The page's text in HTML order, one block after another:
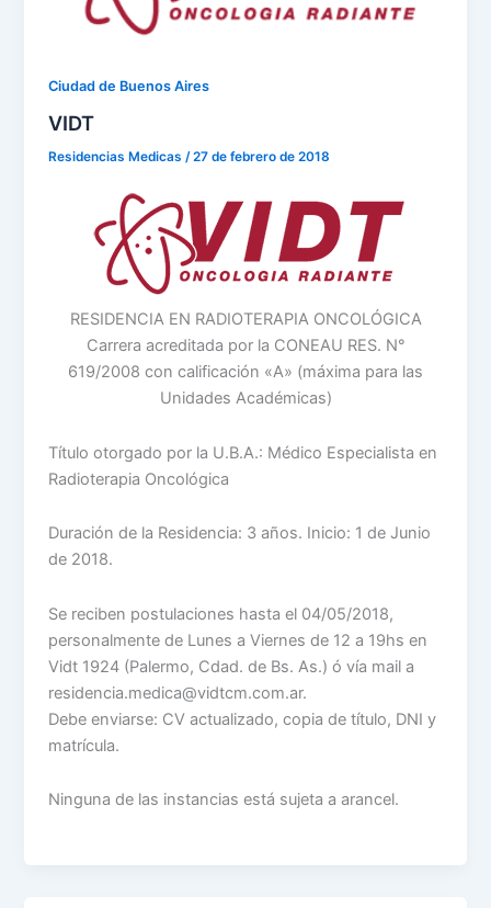
Ciudad de Buenos Aires
VIDT
Residencias Medicas/27 de febrero de 2018
RESIDENCIA EN RADIOTERAPIA ONCOLÓGICA
Carrera acreditada por la CONEAU RES. N°
619/2008 con calificación «A» (máxima para las
Unidades Académicas)
Título otorgado por la U.B.A.: Médico Especialista en
Radioterapia Oncológica
Duración de la Residencia: 3 años. Inicio: 1 de Junio
de 2018.
Se reciben postulaciones hasta el 04/05/2018,
personalmente de Lunes a Viernes de 12 a 19hs en
Vidt 1924 (Palermo, Cdad. de Bs. As.) ó vía mail a
residencia.medica@vidtcm.com.ar.
Debe enviarse: CV actualizado, copia de título, DNI y
matrícula.
Ninguna de las instancias está sujeta a arancel.